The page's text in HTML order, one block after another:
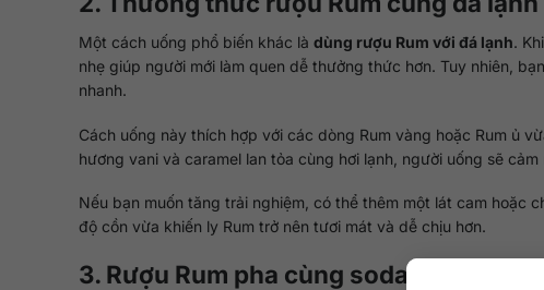
Một cách uống phổ biến khác là dùng rượu Rum với đá lạnh.
nhẹ giúp người mới làm quen dễ thưởng thức hơn. Tuy nhiên,
nhanh.
Cách uống này thích hợp với các dòng Rum vàng hoặc Rum ủ
hương vani và caramel lan tỏa cùng hơi lạnh, người uống sẽ
Nếu bạn muốn tăng trải nghiệm, có thể thêm một lát cam hoặc
độ cồn vừa khiến ly Rum trở nên tươi mát và dễ chịu hơn.
3. Rượu Rum pha cùng soda hoặc tonic